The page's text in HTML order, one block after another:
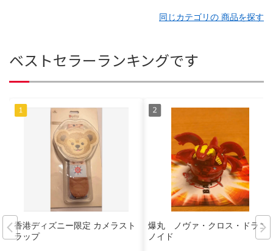
同じカテゴリの 商品を探す
ベストセラーランキングです
香港ディズニー限定 カメラスト
ラップ
爆丸 ノヴァ・クロス・ドラゴ
ノイド